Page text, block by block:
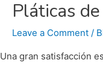
Pláticas
Leave a Comment /
Una gran satisfacción